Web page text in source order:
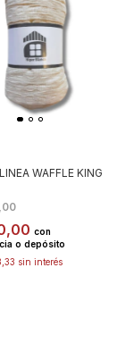
WAFFLE KING
con
o depósito
sin interés